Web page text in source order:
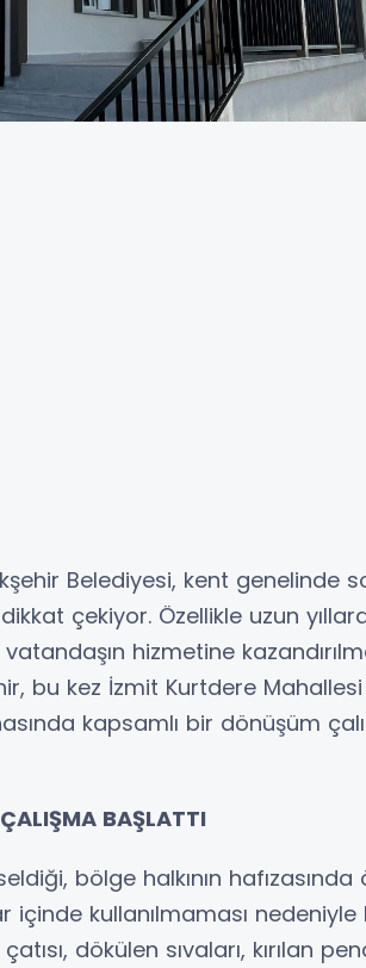
Belediyesi, kent genelinde
çekiyor. Özellikle uzun
hizmetine
bu kez İzmit Kurtdere Mahallesi
kapsamlı bir dönüşüm
BAŞLATTI
bölge halkının hafızasında
içinde kullanılmaması
dökülen sıvaları, kırılan